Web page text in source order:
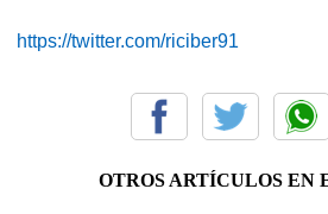
https://twitter.com/riciber91
OTROS ARTÍCULOS EN